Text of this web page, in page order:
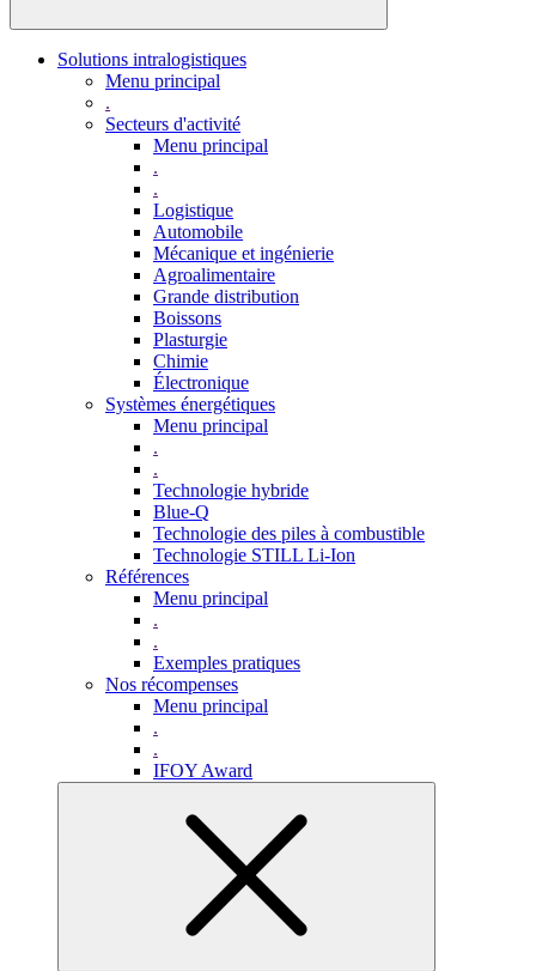
Solutions intralogistiques
Menu principal
.
Secteurs d'activité
Menu principal
.
.
Logistique
Automobile
Mécanique et ingénierie
Agroalimentaire
Grande distribution
Boissons
Plasturgie
Chimie
Électronique
Systèmes énergétiques
Menu principal
.
.
Technologie hybride
Blue-Q
Technologie des piles à combustible
Technologie STILL Li-Ion
Références
Menu principal
.
.
Exemples pratiques
Nos récompenses
Menu principal
.
.
IFOY Award